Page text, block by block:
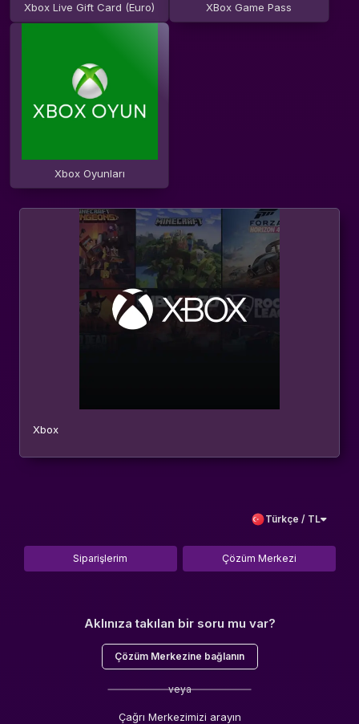
Xbox Live Gift Card (Euro) XBox Game Pass
Xbox Oyunları
Xbox
Türkçe / TL
Siparişlerim Çözüm Merkezi
Aklınıza takılan bir soru mu var?
Çözüm Merkezine bağlanın
veya
Çağrı Merkezimizi arayın